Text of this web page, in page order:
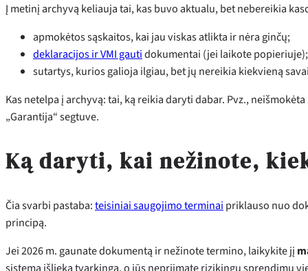
Į metinį archyvą keliauja tai, kas buvo aktualu, bet nebereikia
apmokėtos sąskaitos, kai jau viskas atlikta ir nėra ginčų;
deklaracijos ir VMI gautidokumentai (jei laikote popieriuje);
sutartys, kurios galioja ilgiau, bet jų nereikia kiekvieną
Kas netelpa į archyvą: tai, ką reikia daryti dabar. Pvz.,
„Garantija“ segtuve.
Ką daryti, kai nežinote,
Čia svarbi pastaba:teisiniai saugojimo terminai priklauso nuo
principą.
Jei 2026 m. gaunate dokumentą ir nežinote termino, laikykite jį
sistema išlieka tvarkinga, o jūs nepriimate rizikingų sprendimų